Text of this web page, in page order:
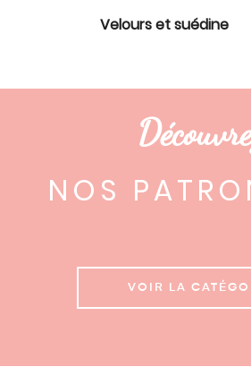
Velours et suédine
NOS
VOIR LA